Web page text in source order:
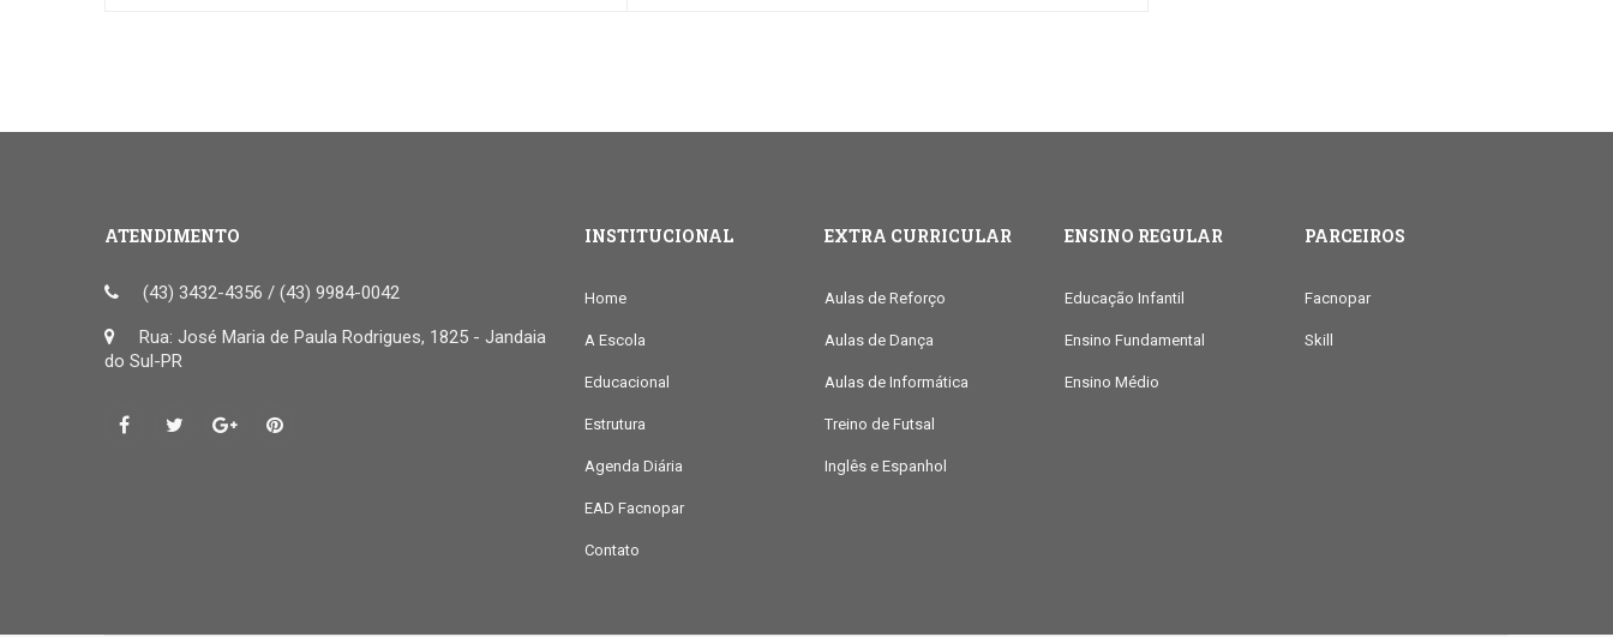
ATENDIMENTO
(43) 3432-4356 / (43) 9984-0042
Rua: José Maria de Paula Rodrigues, 1825 - Jandaia
do Sul-PR
INSTITUCIONAL
Home
A Escola
Educacional
Estrutura
Agenda Diária
EAD Facnopar
Contato
EXTRA CURRICULAR
Aulas de Reforço
Aulas de Dança
Aulas de Informática
Treino de Futsal
Inglês e Espanhol
ENSINO REGULAR
Educação Infantil
Ensino Fundamental
Ensino Médio
PARCEIROS
Facnopar
Skill